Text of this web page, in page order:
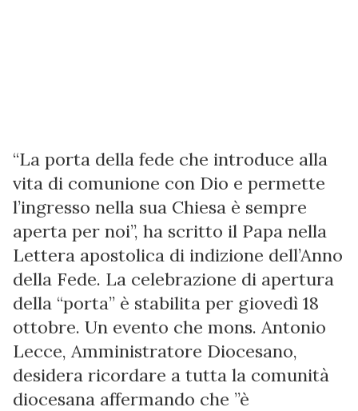
“La porta della fede che introduce alla
vita di comunione con Dio e permette
l’ingresso nella sua Chiesa è sempre
aperta per noi”, ha scritto il Papa nella
Lettera apostolica di indizione dell’Anno
della Fede. La celebrazione di apertura
della “porta” è stabilita per giovedì 18
ottobre. Un evento che mons. Antonio
Lecce, Amministratore Diocesano,
desidera ricordare a tutta la comunità
diocesana affermando che ”è